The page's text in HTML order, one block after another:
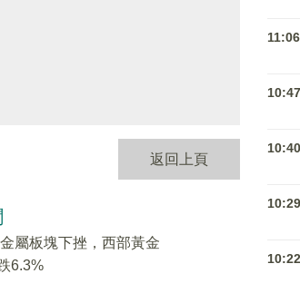
返回上頁
金屬板塊下挫，西部黃金
6.3%
11:06
10:47
10:40
10:29
10:22